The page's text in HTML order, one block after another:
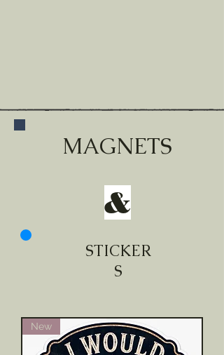
MAGNETS
&
STICKER
S
New